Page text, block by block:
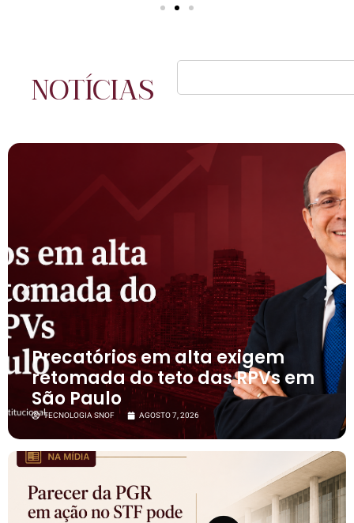
NOTÍCIAS
Precatórios em alta exigem
retomada do teto das RPVs em
São Paulo
TECNOLOGIA SNOF AGOSTO 7, 2026